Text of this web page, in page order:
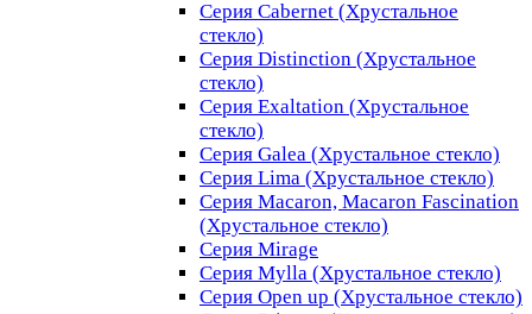
Серия Cabernet (Хрустальное
стекло)
Серия Distinction (Хрустальное
стекло)
Серия Exaltation (Хрустальное
стекло)
Серия Galea (Хрустальное стекло)
Серия Lima (Хрустальное стекло)
Серия Macaron, Macaron Fascination
(Хрустальное стекло)
Серия Mirage
Серия Mylla (Хрустальное стекло)
Серия Open up (Хрустальное стекло)